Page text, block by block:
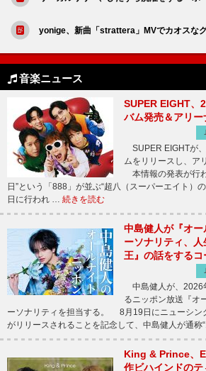
yonige、新曲「strattera」MVでカオスな
音楽ニュース
SUPER EIGHT、
バム発売＆アリ
SUPER EIGHTが
ムをリリースし、ア
本情報の発表が行
日”という「888」が並ぶ“超八（スーパーエイト）
日に行われ … 続きを読む
中島健人が『オ
ーソナリティ、
王』の話をするコ
中島健人が、2026
るニッポン放送『オ
ーソナリティを担当する。 8月19日にニューシン
がリリースされることを記念して、中島健人が通称
King & Prince、
作ビハインドのテ